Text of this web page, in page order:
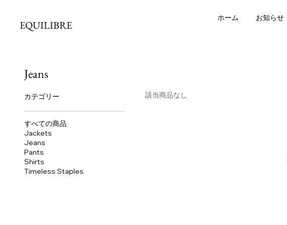
EQUILIBRE
ホーム お知らせ
Jeans
カテゴリー
すべての商品
Jackets
Jeans
Pants
Shirts
Timeless Staples
該当商品なし